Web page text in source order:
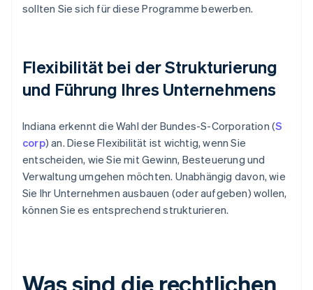
sollten Sie sich für diese Programme bewerben.
Flexibilität bei der Strukturierung
und Führung Ihres Unternehmens
Indiana erkennt die Wahl der Bundes-S-Corporation (S
corp) an. Diese Flexibilität ist wichtig, wenn Sie
entscheiden, wie Sie mit Gewinn, Besteuerung und
Verwaltung umgehen möchten. Unabhängig davon, wie
Sie Ihr Unternehmen ausbauen (oder aufgeben) wollen,
können Sie es entsprechend strukturieren.
Was sind die rechtlichen